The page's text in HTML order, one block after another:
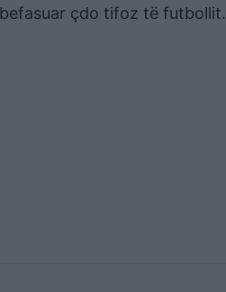
çdo tifoz të futbollit.